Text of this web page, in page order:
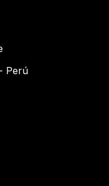
Perú